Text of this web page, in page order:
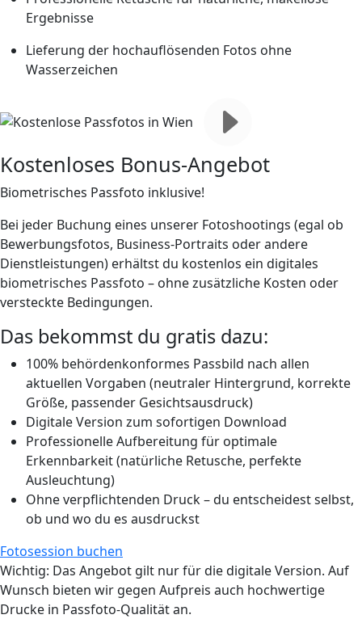
Ergebnisse
Lieferung der hochauflösenden Fotos ohne
Wasserzeichen
Kostenloses Bonus-Angebot
Biometrisches Passfoto inklusive!
Bei jeder Buchung eines unserer Fotoshootings (egal ob
Bewerbungsfotos, Business-Portraits oder andere
Dienstleistungen) erhältst du kostenlos ein digitales
biometrisches Passfoto – ohne zusätzliche Kosten oder
versteckte Bedingungen.
Das bekommst du gratis dazu:
100% behördenkonformes Passbild nach allen
aktuellen Vorgaben (neutraler Hintergrund, korrekte
Größe, passender Gesichtsausdruck)
Digitale Version zum sofortigen Download
Professionelle Aufbereitung für optimale
Erkennbarkeit (natürliche Retusche, perfekte
Ausleuchtung)
Ohne verpflichtenden Druck – du entscheidest selbst,
ob und wo du es ausdruckst
Fotosession buchen
Wichtig: Das Angebot gilt nur für die digitale Version. Auf
Wunsch bieten wir gegen Aufpreis auch hochwertige
Drucke in Passfoto-Qualität an.